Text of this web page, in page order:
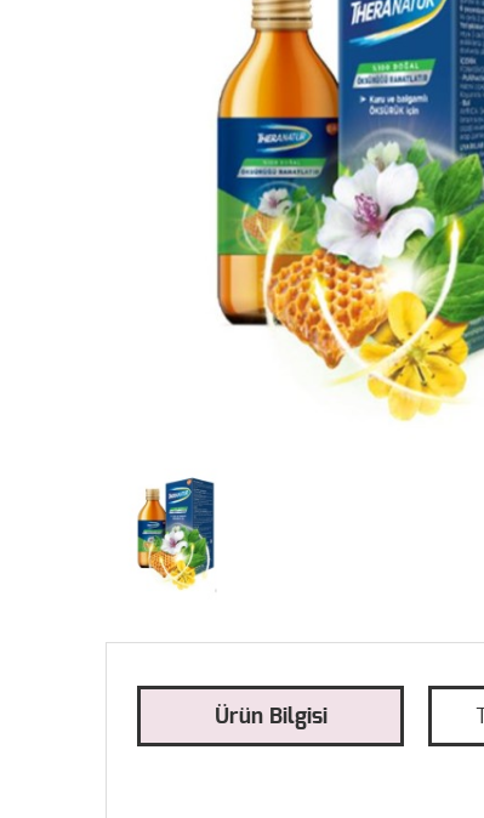
Ürün Bilgisi